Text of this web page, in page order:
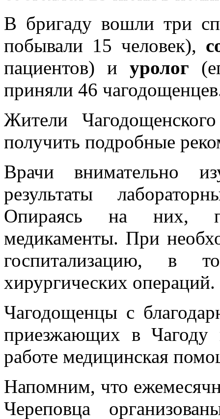
В бригаду вошли три
побывали 15 человек),
пациентов) и уролог
приняли 46
Жители
получить подробные
Врачи внимательно
результаты
Опираясь на них,
медикаменты. При
госпитализацию, в
хирургических операций.
Чагодощенцы с
приезжающих в Чагоду
работе медицинская
Напомним, что
Череповца